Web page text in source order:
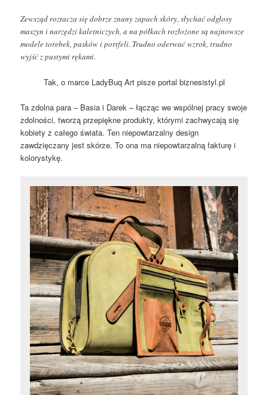
Zewsząd roztacza się dobrze znany zapach skóry, słychać odgłosy
maszyn i narzędzi kaletniczych, a na półkach rozłożone są najnowsze
modele torebek, pasków i portfeli. Trudno oderwać wzrok, trudno
wyjść z pustymi rękami.
Tak, o marce LadyBuq Art pisze portal biznesistyl.pl
Ta zdolna para – Basia i Darek – łącząc we wspólnej pracy swoje
zdolności, tworzą przepiękne produkty, którymi zachwycają się
kobiety z całego świata. Ten niepowtarzalny design
zawdzięczany jest skórze. To ona ma niepowtarzalną fakturę i
kolorystykę.